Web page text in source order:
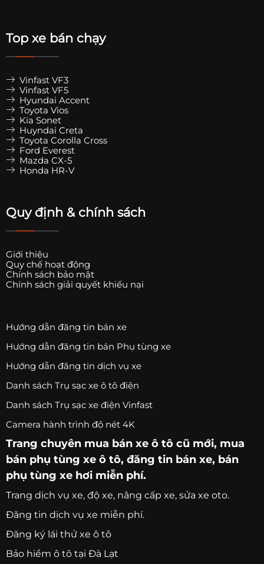
Top xe bán chạy
Vinfast VF3
Vinfast VF5
Hyundai Accent
Toyota Vios
Kia Sonet
Huyndai Creta
Toyota Corolla Cross
Ford Everest
Mazda CX-5
Honda HR-V
Quy định & chính sách
Giới thiệu
Quy chế hoạt động
Chính sách bảo mật
Chính sách giải quyết khiếu nại
Hướng dẫn đăng tin bán xe
Hướng dẫn đăng tin bán Phụ tùng xe
Hướng dẫn đăng tin dịch vụ xe
Danh sách Trụ sạc xe ô tô điện
Danh sách Trụ sạc xe điện Vinfast
Camera hành trình độ nét 4K
Trang chuyên mua bán xe ô tô cũ mới, mua
bán phụ tùng xe ô tô, đăng tin bán xe, bán
phụ tùng xe hơi miễn phí.
Trang dịch vụ xe, độ xe, nâng cấp xe, sửa xe oto.
Đăng tin dịch vụ xe miễn phí.
Đăng ký lái thử xe ô tô
Bảo hiểm ô tô tại Đà Lạt